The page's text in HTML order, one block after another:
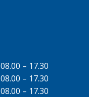
08.00 – 17.30
08.00 – 17.30
08.00 – 17.30